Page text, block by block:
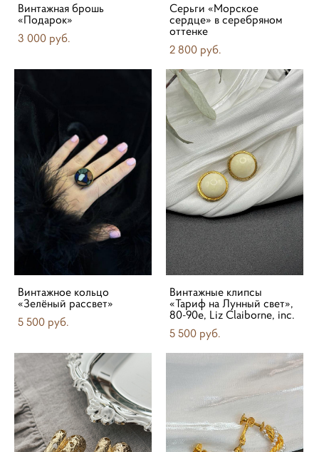
Винтажная брошь
«Подарок»
3 000 pуб.
Серьги «Морское
сердце» в серебряном
оттенке
2 800 pуб.
Винтажное кольцо
«Зелёный рассвет»
5 500 pуб.
Винтажные клипсы
«Тариф на Лунный свет»,
80-90е, Liz Claiborne, inc.
5 500 pуб.